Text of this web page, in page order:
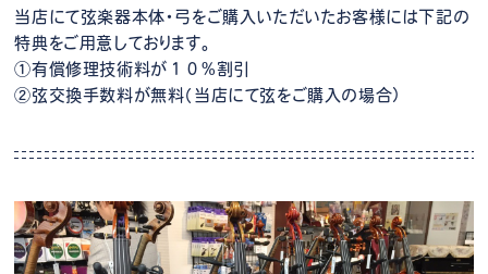
当店にて弦楽器本体・弓をご購入いただいたお客様には下記の
特典をご用意しております。
①有償修理技術料が１０%割引
②弦交換手数料が無料（当店にて弦をご購入の場合）